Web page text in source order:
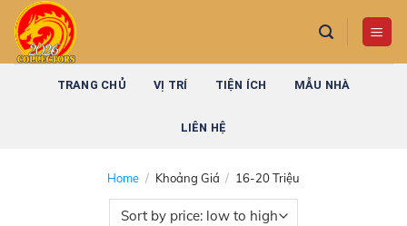
Skip
content
TRANG CHỦ VỊ TRÍ TIỆN ÍCH MẪU NHÀ
LIÊN HỆ
Home / Khoảng Giá / 16-20 Triệu